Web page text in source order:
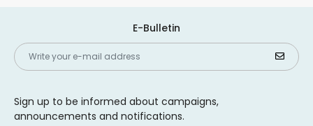
E-Bulletin
Sign up to be informed about campaigns,
announcements and notifications.